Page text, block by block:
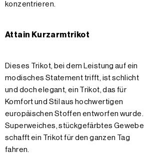
konzentrieren.
Attain Kurzarmtrikot
Dieses Trikot, bei dem Leistung auf ein
modisches Statement trifft, ist schlicht
und doch elegant, ein Trikot, das für
Komfort und Stil aus hochwertigen
europäischen Stoffen entworfen wurde.
Superweiches, stückgefärbtes Gewebe
schafft ein Trikot für den ganzen Tag
fahren.